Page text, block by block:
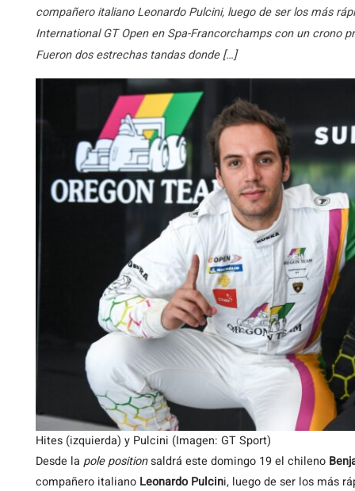
compañero italiano Leonardo Pulcini, luego de ser los más
International GT Open en Spa-Francorchamps con un crono
Fueron dos estrechas tandas donde […]
Hites (izquierda) y Pulcini (Imagen: GT Sport)
Desde la pole positionsaldrá este domingo 19 el chileno
compañero italiano Leonardo Pulcini, luego de ser los más